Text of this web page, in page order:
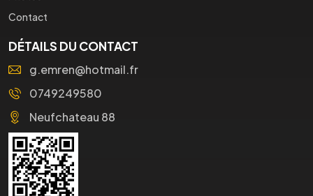
Contact
DÉTAILS DU CONTACT
g.emren@hotmail.fr
0749249580
Neufchateau 88